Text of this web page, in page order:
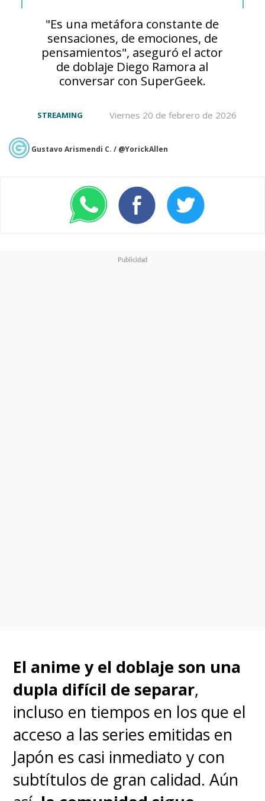
La noticia del debut en cines
latinoamericanos dividió a los
fans. Mientras algunos
celebraban la posibilidad de
verla en las salas de sus países,
otrosreaccionaron con
doblaje de las anteriores
películas y no el que entrega la
Las anteriores entregas
cinematográficas de la
franquicia fueron"My Hero
Academia: Two Heroes"en
2018, la cual pueden revivir hoy
enAmazon Prime Video, y"My
"Es una metáfora constante de
sensaciones, de emociones, de
pensamientos", aseguró el actor
de doblaje Diego Ramora al
conversar con SuperGeek.
Viernes 20 de febrero de 2026
STREAMING
Gustavo Arismendi C. / @YorickAllen
El anime y el doblaje son una
dupla difícil de separar,
incluso en tiempos en los que el
acceso a las series emitidas en
Japón es casi inmediato y con
subtítulos de gran calidad. Aún